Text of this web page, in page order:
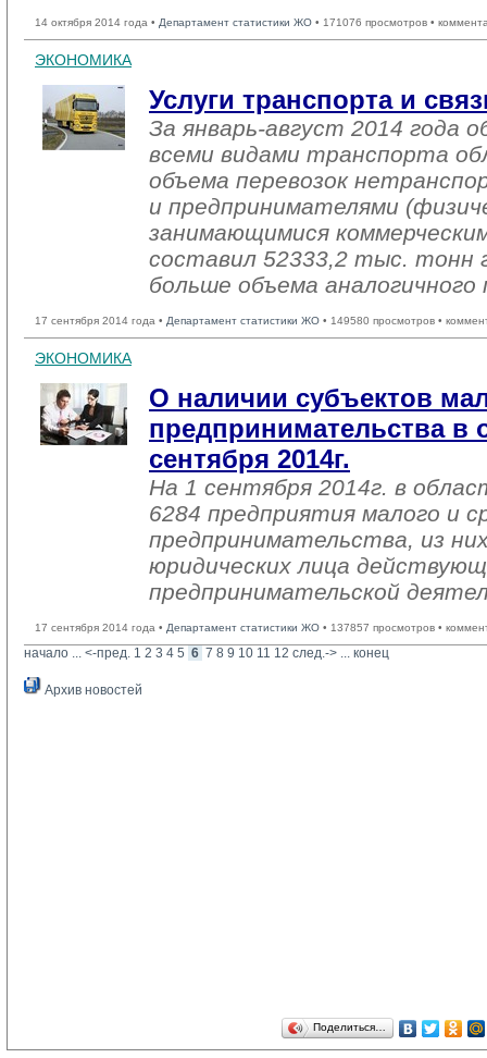
14 октября 2014 года • Департамент статистики ЖО • 171076 просмотров •
ЭКОНОМИКА
Услуги транспорта и
За январь-август 2014 года
всеми видами транспорта
объема перевозок
и предпринимателями
занимающимися
составил 52333,2 тыс. тонн
больше объема аналогичного
17 сентября 2014 года • Департамент статистики ЖО • 149580 просмотров •
ЭКОНОМИКА
О наличии субъектов
предпринимательства в
сентября 2014г.
На 1 сентября 2014г. в
6284 предприятия малого и
предпринимательства, из
юридических лица
предпринимательской
17 сентября 2014 года • Департамент статистики ЖО • 137857 просмотров •
начало ... <-пред. 1 2 3 4 5 6 7 8 9 10 11 12 след.-> ... конец
Архив новостей
Поделиться…